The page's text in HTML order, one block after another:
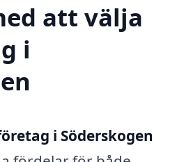
att välja
i
i Söderskogen